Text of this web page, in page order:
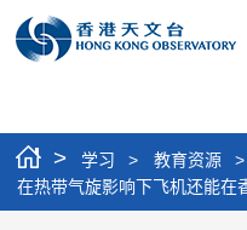
> 学习 > 教育资源
>
在热带气旋影响下飞机还能在